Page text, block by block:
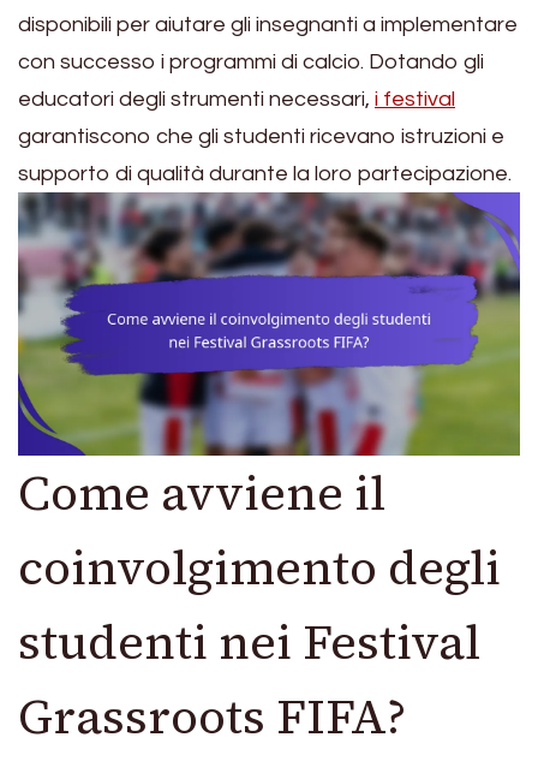
disponibili per aiutare gli insegnanti a implementare
con successo i programmi di calcio. Dotando gli
educatori degli strumenti necessari, i festival
garantiscono che gli studenti ricevano istruzioni e
supporto di qualità durante la loro partecipazione.
Come avviene il
coinvolgimento degli
studenti nei Festival
Grassroots FIFA?